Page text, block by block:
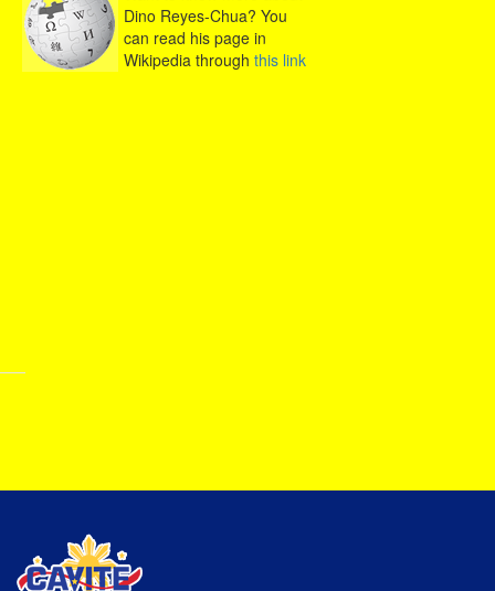
Dino Reyes-Chua? You
can read his page in
Wikipedia through this link